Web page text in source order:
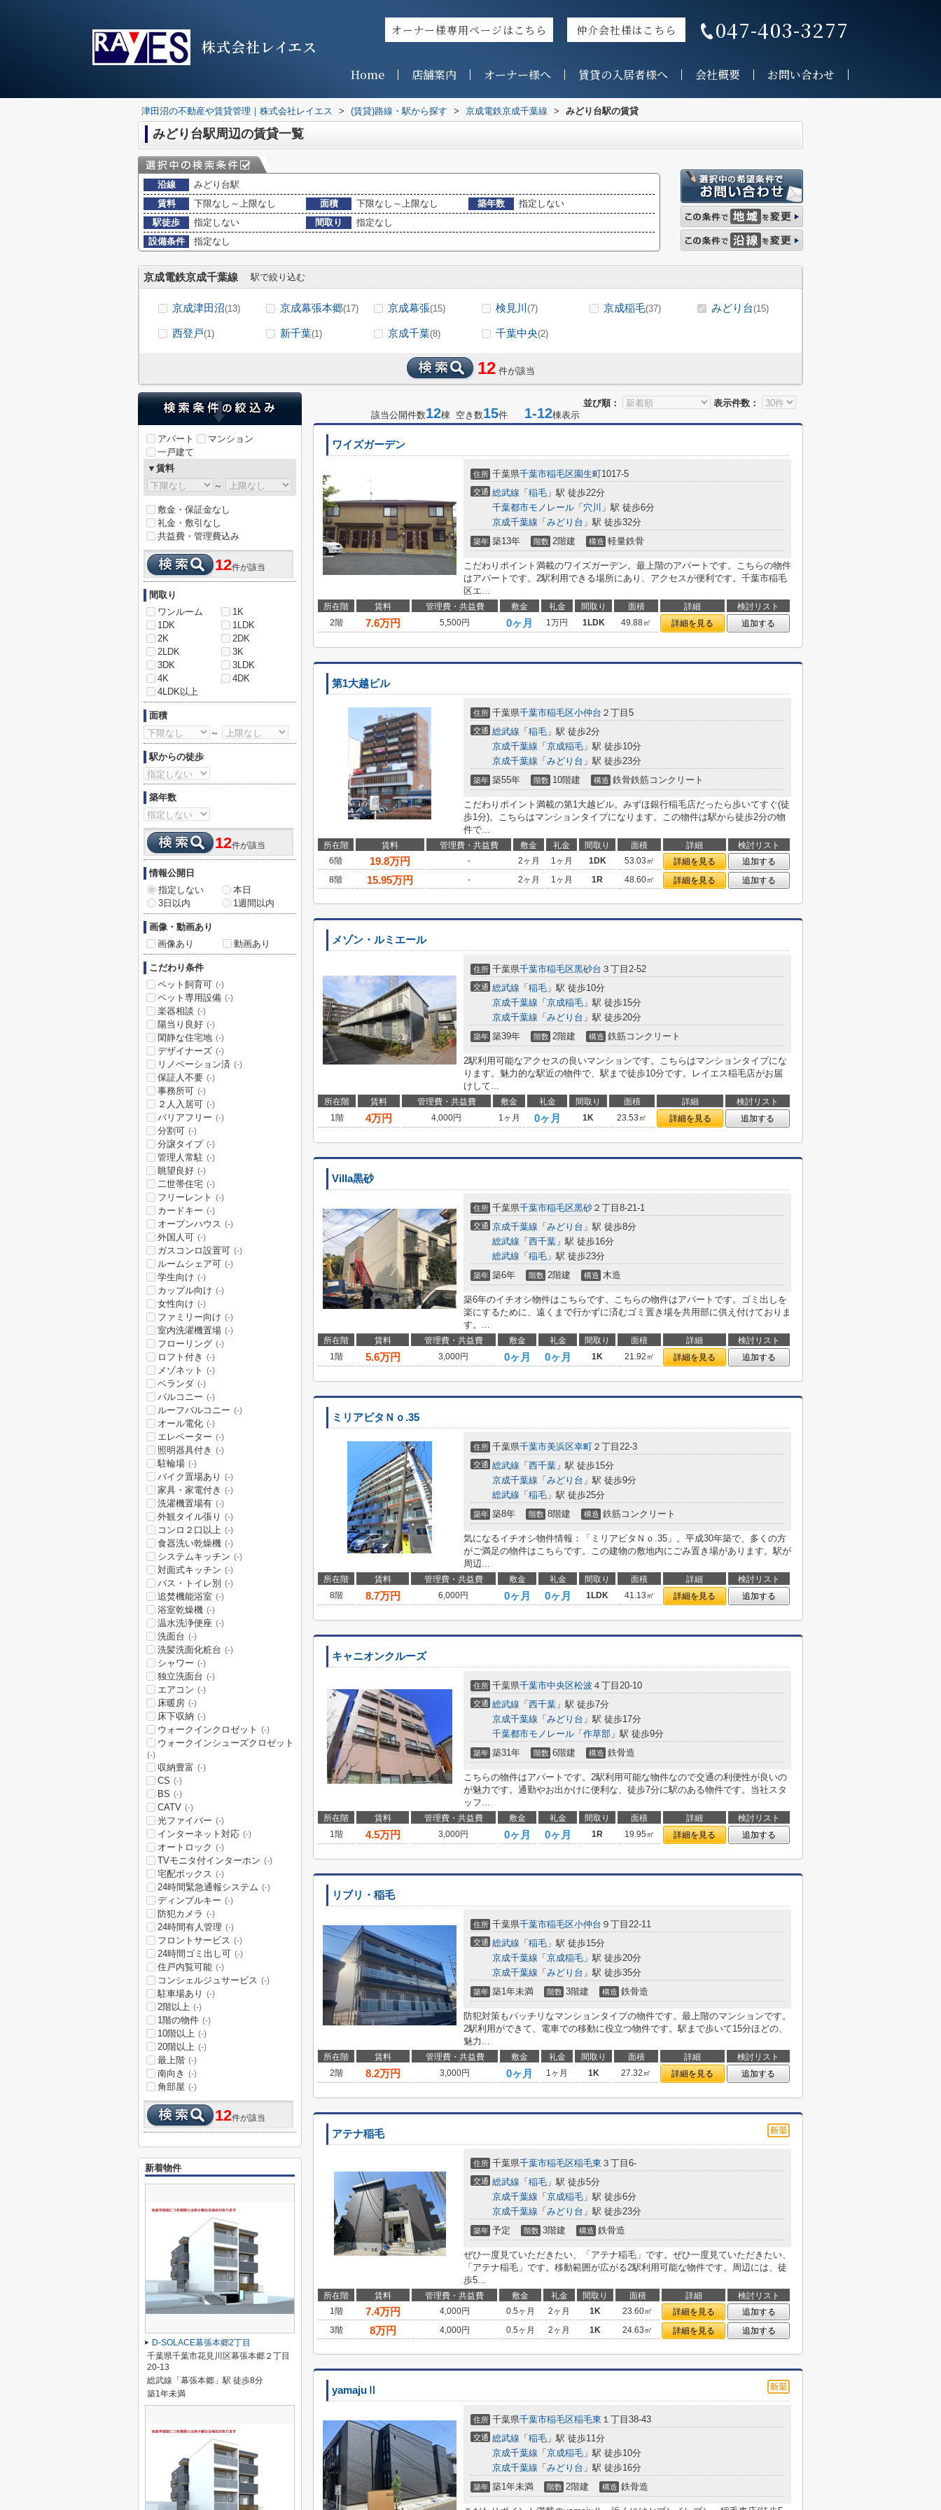
株式会社レイエス
オーナー様専用ページはこちら 仲介会社様はこちら 047-403-3277
Home 店舗案内 オーナー様へ 賃貸の入居者様へ 会社概要 お問い合わせ
津田沼の不動産や賃貸管理｜株式会社レイエス > (賃貸)路線・駅から探す > 京成電鉄京成千葉線 > みどり台駅の賃貸
みどり台駅周辺の賃貸一覧
沿線
みどり台駅
賃料
下限なし～上限なし 面積 下限なし～上限なし 築年数
指定しない
駅徒歩
指定しない 間取り
指定なし
設備条件
指定なし
京成電鉄京成千葉線 駅で絞り込む
京成津田沼(13) 京成幕張本郷(17) 京成幕張(15) 検見川 (7) 京成稲毛(37) みどり台(15)
西登戸(1) 新千葉(1) 京成千葉(8) 千葉中央(2)
12 件が該当
並び順：
表示件数：
該当公開件数12棟 空き数15件 1-12棟表示
ワイズガーデン
住所 千葉県千葉市稲毛区園生町1017-5
交通 総武線 「 稲毛 」駅 徒歩22分
千葉都市モノレール 「 穴川 」駅 徒歩6分
京成千葉線 「 みどり台 」駅 徒歩32分
築年 築13年 階数 2階建 構造 軽量鉄骨
こだわりポイント満載のワイズガーデン。最上階のアパートです。こちらの物件
はアパートです。2駅利用できる場所にあり、アクセスが便利です。千葉市稲毛
区エ...
所在階 賃料 管理費・共益費 敷金 礼金 間取り 面積 詳細
検討リスト
2階
7.6万円 5,500円 0ヶ月 1万円 1LDK 49.88㎡ 詳細を見る 追加する
第1大越ビル
住所 千葉県千葉市稲毛区小仲台 ２丁目5
交通 総武線 「 稲毛 」駅 徒歩2分
京成千葉線 「 京成稲毛 」駅 徒歩10分
京成千葉線 「 みどり台 」駅 徒歩23分
築年 築55年 階数 10階建 構造 鉄骨鉄筋コンクリート
こだわりポイント満載の第1大越ビル。みずほ銀行稲毛店だったら歩いてすぐ(徒
歩1分)。こちらはマンションタイプになります。この物件は駅から徒歩2分の物
件で...
所在階 賃料 管理費・共益費 敷金 礼金 間取り 面積 詳細
検討リスト
6階
19.8万円 - 2ヶ月 1ヶ月 1DK 53.03㎡ 詳細を見る
追加する
8階
15.95万円 - 2ヶ月 1ヶ月 1R 48.60㎡ 詳細を見る 追加する
メゾン・ルミエール
住所 千葉県千葉市稲毛区黒砂台 ３丁目2-52
交通 総武線 「 稲毛 」駅 徒歩10分
京成千葉線 「 京成稲毛 」駅 徒歩15分
京成千葉線 「 みどり台 」駅 徒歩20分
築年 築39年 階数 2階建 構造 鉄筋コンクリート
2駅利用可能なアクセスの良いマンションです。こちらはマンションタイプにな
ります。魅力的な駅近の物件で、駅まで徒歩10分です。レイエス稲毛店がお届
けして...
所在階 賃料 管理費・共益費 敷金 礼金 間取り 面積 詳細
検討リスト
1階
4万円 4,000円 1ヶ月 0ヶ月 1K 23.53㎡ 詳細を見る 追加する
Villa黒砂
住所 千葉県千葉市稲毛区黒砂 ２丁目8-21-1
交通 京成千葉線 「 みどり台 」駅 徒歩8分
総武線 「 西千葉 」駅 徒歩16分
総武線 「 稲毛 」駅 徒歩23分
築年 築6年 階数 2階建 構造 木造
築6年のイチオシ物件はこちらです。こちらの物件はアパートです。ゴミ出しを
楽にするために、遠くまで行かずに済むゴミ置き場を共用部に供え付けておりま
す。...
所在階 賃料 管理費・共益費 敷金 礼金 間取り 面積 詳細
検討リスト
1階
5.6万円 3,000円 0ヶ月 0ヶ月 1K 21.92㎡ 詳細を見る 追加する
ミリアビタＮｏ.35
住所 千葉県千葉市美浜区幸町 ２丁目22-3
交通 総武線 「 西千葉 」駅 徒歩15分
京成千葉線 「 みどり台 」駅 徒歩9分
総武線 「 稲毛 」駅 徒歩25分
築年 築8年 階数 8階建 構造 鉄筋コンクリート
気になるイチオシ物件情報：「ミリアビタＮｏ.35」。平成30年築で、多くの方
がご満足の物件はこちらです。この建物の敷地内にごみ置き場があります。駅が
周辺...
所在階 賃料 管理費・共益費 敷金 礼金 間取り 面積 詳細
検討リスト
8階
8.7万円 6,000円 0ヶ月 0ヶ月 1LDK 41.13㎡ 詳細を見る 追加する
キャニオンクルーズ
住所 千葉県千葉市中央区松波 ４丁目20-10
交通 総武線 「 西千葉 」駅 徒歩7分
京成千葉線 「 みどり台 」駅 徒歩17分
千葉都市モノレール 「 作草部 」駅 徒歩9分
築年 築31年 階数 6階建 構造 鉄骨造
こちらの物件はアパートです。2駅利用可能な物件なので交通の利便性が良いの
が魅力です。通勤やお出かけに便利な、徒歩7分に駅のある物件です。当社スタ
ッフ...
所在階 賃料 管理費・共益費 敷金 礼金 間取り 面積 詳細
検討リスト
1階
4.5万円 3,000円 0ヶ月 0ヶ月 1R 19.95㎡ 詳細を見る 追加する
リブリ・稲毛
住所 千葉県千葉市稲毛区小仲台 ９丁目22-11
交通 総武線 「 稲毛 」駅 徒歩15分
京成千葉線 「 京成稲毛 」駅 徒歩20分
京成千葉線 「 みどり台 」駅 徒歩35分
築年 築1年未満 階数 3階建 構造 鉄骨造
防犯対策もバッチリなマンションタイプの物件です。最上階のマンションです。
2駅利用ができて、電車での移動に役立つ物件です。駅まで歩いて15分ほどの、
魅力...
所在階 賃料 管理費・共益費 敷金 礼金 間取り 面積 詳細
検討リスト
2階
8.2万円 3,000円 0ヶ月 1ヶ月 1K 27.32㎡ 詳細を見る 追加する
アテナ稲毛
住所 千葉県千葉市稲毛区稲毛東 ３丁目6-
交通 総武線 「 稲毛 」駅 徒歩5分
京成千葉線 「 京成稲毛 」駅 徒歩6分
京成千葉線 「 みどり台 」駅 徒歩23分
築年 予定 階数 3階建 構造 鉄骨造
ぜひ一度見ていただきたい、「アテナ稲毛」です。ぜひ一度見ていただきたい、
「アテナ稲毛」です。移動範囲が広がる2駅利用可能な物件です。周辺には、徒
歩5...
所在階 賃料 管理費・共益費 敷金 礼金 間取り 面積 詳細
検討リスト
1階
7.4万円 4,000円 0.5ヶ月 2ヶ月 1K 23.60㎡ 詳細を見る
追加する
3階
8万円 4,000円 0.5ヶ月 2ヶ月 1K 24.63㎡ 詳細を見る 追加する
yamajuⅡ
住所 千葉県千葉市稲毛区稲毛東 １丁目38-43
交通 総武線 「 稲毛 」駅 徒歩11分
京成千葉線 「 京成稲毛 」駅 徒歩10分
京成千葉線 「 みどり台 」駅 徒歩16分
築年 築1年未満 階数 2階建 構造 鉄骨造
アパート
マンション
一戸建て
▼賃料
～
敷金・保証金なし
礼金・敷引なし
共益費・管理費込み
12件が該当
間取り
ワンルーム
1K
1DK
1LDK
2K
2DK
2LDK
3K
3DK
3LDK
4K
4DK
4LDK以上
面積
～
駅からの徒歩
築年数
12件が該当
情報公開日
指定しない
本日
3日以内
1週間以内
画像・動画あり
画像あり
動画あり
こだわり条件
ペット飼育可 (-)
ペット専用設備 (-)
楽器相談 (-)
陽当り良好 (-)
閑静な住宅地 (-)
デザイナーズ (-)
リノベーション済 (-)
保証人不要 (-)
事務所可 (-)
２人入居可 (-)
バリアフリー (-)
分割可 (-)
分譲タイプ (-)
管理人常駐 (-)
眺望良好 (-)
二世帯住宅 (-)
フリーレント (-)
カードキー (-)
オープンハウス (-)
外国人可 (-)
ガスコンロ設置可 (-)
ルームシェア可 (-)
学生向け (-)
カップル向け (-)
女性向け (-)
ファミリー向け (-)
室内洗濯機置場 (-)
フローリング (-)
ロフト付き (-)
メゾネット (-)
ベランダ (-)
バルコニー (-)
ルーフバルコニー (-)
オール電化 (-)
エレベーター (-)
照明器具付き (-)
駐輪場 (-)
バイク置場あり (-)
家具・家電付き (-)
洗濯機置場有 (-)
外観タイル張り (-)
コンロ２口以上 (-)
食器洗い乾燥機 (-)
システムキッチン (-)
対面式キッチン (-)
バス・トイレ別 (-)
追焚機能浴室 (-)
浴室乾燥機 (-)
温水洗浄便座 (-)
洗面台 (-)
洗髪洗面化粧台 (-)
シャワー (-)
独立洗面台 (-)
エアコン (-)
床暖房 (-)
床下収納 (-)
ウォークインクロゼット (-)
ウォークインシューズクロゼット
(-)
収納豊富 (-)
CS (-)
BS (-)
CATV (-)
光ファイバー (-)
インターネット対応 (-)
オートロック (-)
TVモニタ付インターホン (-)
宅配ボックス (-)
24時間緊急通報システム (-)
ディンプルキー (-)
防犯カメラ (-)
24時間有人管理 (-)
フロントサービス (-)
24時間ゴミ出し可 (-)
住戸内覧可能 (-)
コンシェルジュサービス (-)
駐車場あり (-)
2階以上 (-)
1階の物件 (-)
10階以上 (-)
20階以上 (-)
最上階 (-)
南向き (-)
角部屋 (-)
12件が該当
新着物件
D-SOLACE幕張本郷2丁目
千葉県千葉市花見川区幕張本郷２丁目
20-13
総武線「幕張本郷」駅 徒歩8分
築1年未満